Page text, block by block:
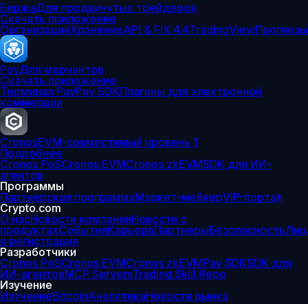
БиржаДля продвинутых трейдеров
Скачать приложение
ОрганизацииХранениеAPI & FIX 4.4TradingViewПрогнозы
PayДля мерчантов
Скачать приложение
Терминал PayPay SDKПлагины для электронной
коммерции
CronosEVM-совместимый уровень 1
Подробнее
Cronos PoSCronos EVMCronos zkEVMSDK для ИИ-
агентов
Программы
Партнерская программаМаркет-мейкерVIP-портал
Crypto.com
О насНовости компанииНовости о
продуктахСобытияКарьераПартнерыБезопасность
и регистрация
Разработчики
Cronos PoSCronos EVMCronos zkEVMPay SDKSDK для
ИИ-агентовMCP ServersTrading Skill Repo
Изучение
ИзучениеBitcoinАналитикаНовости рынка